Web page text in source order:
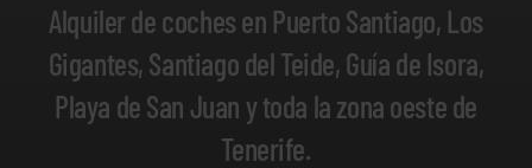
Alquiler de coches en Puerto Santiago, Los
Gigantes, Santiago del Teide, Guía de Isora,
Playa de San Juan y toda la zona oeste de
Tenerife.